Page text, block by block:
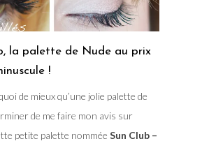
la palette de Nude au prix
!
de mieux qu’une jolie palette de
de me faire mon avis sur
petite palette nommée Sun Club –